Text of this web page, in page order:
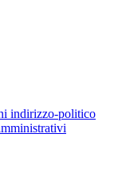
indirizzo-politico